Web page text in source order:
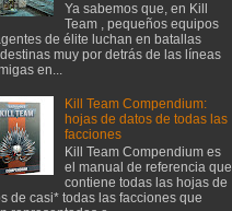
Ya sabemos que, en Kill
Team , pequeños equipos
de élite luchan en batallas
muy por detrás de las líneas
en...
Kill Team Compendium:
hojas de datos de todas las
facciones
Kill Team Compendium es
el manual de referencia que
contiene todas las hojas de
de casi* todas las facciones que